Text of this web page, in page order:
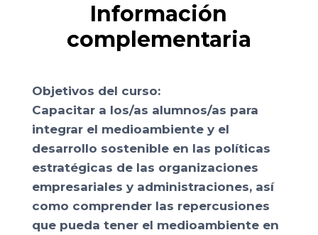
Información
complementaria
Objetivos del curso:
Capacitar a los/as alumnos/as para
integrar el medioambiente y el
desarrollo sostenible en las políticas
estratégicas de las organizaciones
empresariales y administraciones, así
como comprender las repercusiones
que pueda tener el medioambiente en